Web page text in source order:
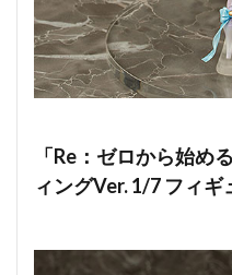
「Re：ゼロから始め
ィングVer. 1/7 フィ